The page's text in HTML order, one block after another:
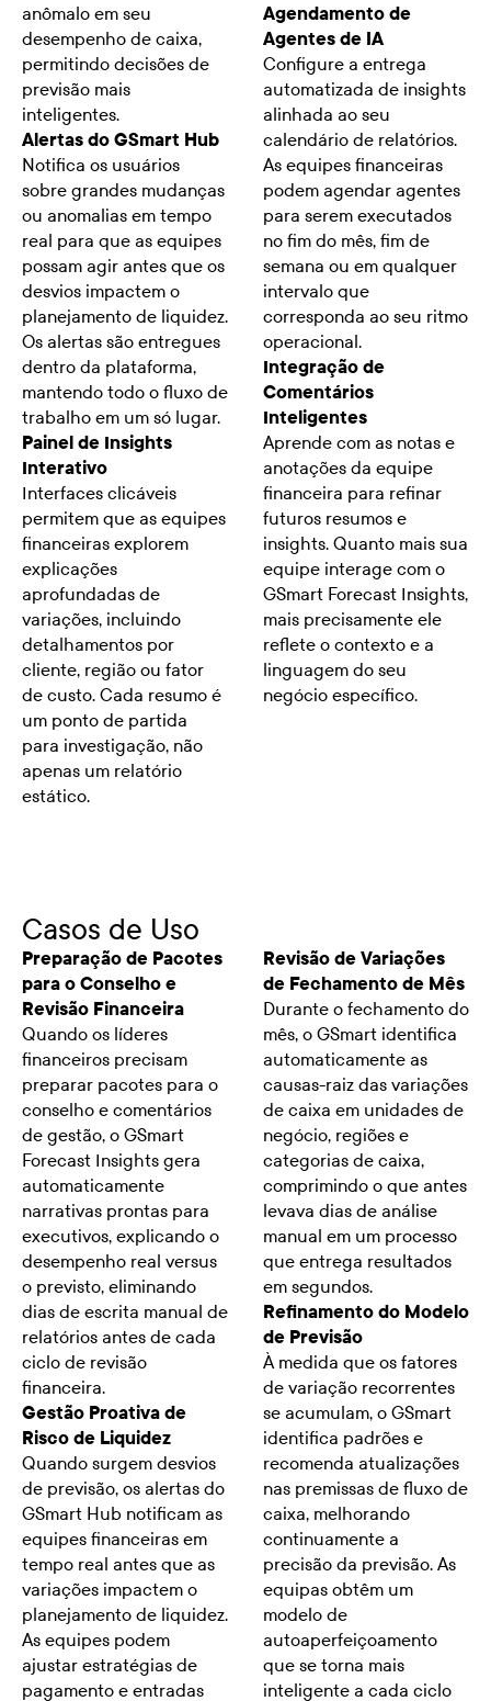
anômalo em seu
desempenho de caixa,
permitindo decisões de
previsão mais
inteligentes.
Alertas do GSmart Hub
Notifica os usuários
sobre grandes mudanças
ou anomalias em tempo
real para que as equipes
possam agir antes que os
desvios impactem o
planejamento de liquidez.
Os alertas são entregues
dentro da plataforma,
mantendo todo o fluxo de
trabalho em um só lugar.
Painel de Insights
Interativo
Interfaces clicáveis
permitem que as equipes
financeiras explorem
explicações
aprofundadas de
variações, incluindo
detalhamentos por
cliente, região ou fator
de custo. Cada resumo é
um ponto de partida
para investigação, não
apenas um relatório
estático.
Agendamento de
Agentes de IA
Configure a entrega
automatizada de insights
alinhada ao seu
calendário de relatórios.
As equipes financeiras
podem agendar agentes
para serem executados
no fim do mês, fim de
semana ou em qualquer
intervalo que
corresponda ao seu ritmo
operacional.
Integração de
Comentários
Inteligentes
Aprende com as notas e
anotações da equipe
financeira para refinar
futuros resumos e
insights. Quanto mais sua
equipe interage com o
GSmart Forecast Insights,
mais precisamente ele
reflete o contexto e a
linguagem do seu
negócio específico.
Casos de Uso
Preparação de Pacotes
para o Conselho e
Revisão Financeira
Quando os líderes
financeiros precisam
preparar pacotes para o
conselho e comentários
de gestão, o GSmart
Forecast Insights gera
automaticamente
narrativas prontas para
executivos, explicando o
desempenho real versus
o previsto, eliminando
dias de escrita manual de
relatórios antes de cada
ciclo de revisão
financeira.
Gestão Proativa de
Risco de Liquidez
Quando surgem desvios
de previsão, os alertas do
GSmart Hub notificam as
equipes financeiras em
tempo real antes que as
variações impactem o
planejamento de liquidez.
As equipes podem
ajustar estratégias de
pagamento e entradas
Revisão de Variações
de Fechamento de Mês
Durante o fechamento do
mês, o GSmart identifica
automaticamente as
causas-raiz das variações
de caixa em unidades de
negócio, regiões e
categorias de caixa,
comprimindo o que antes
levava dias de análise
manual em um processo
que entrega resultados
em segundos.
Refinamento do Modelo
de Previsão
À medida que os fatores
de variação recorrentes
se acumulam, o GSmart
identifica padrões e
recomenda atualizações
nas premissas de fluxo de
caixa, melhorando
continuamente a
precisão da previsão. As
equipas obtêm um
modelo de
autoaperfeiçoamento
que se torna mais
inteligente a cada ciclo